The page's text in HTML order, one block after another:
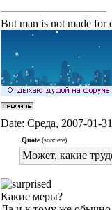
But man is not made for
Date: Среда, 2007-01-
Quote(sorciere)
Может, какие
Какие меры?